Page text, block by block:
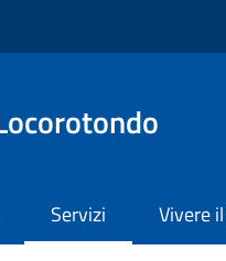
Servizi Vivere